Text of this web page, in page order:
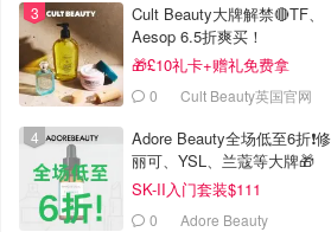
Cult Beauty大牌解禁🔴TF、
Aesop 6.5折爽买！
🎁£10礼卡+赠礼免费拿
0 Cult Beauty英国官网
Adore Beauty全场低至6折❗修
丽可、YSL、兰蔻等大牌🎁
SK-II入门套装$111
0 Adore Beauty